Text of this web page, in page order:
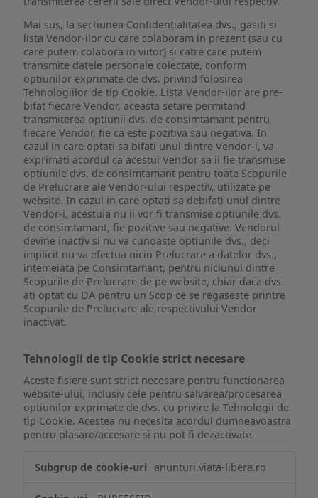
Mai sus, la sectiunea Confidențialitatea dvs., gasiti si
lista Vendor-ilor cu care colaboram in prezent (sau cu
care putem colabora in viitor) si catre care putem
transmite datele personale colectate, conform
optiunilor exprimate de dvs. privind folosirea
Tehnologiilor de tip Cookie. Lista Vendor-ilor are pre-
bifat fiecare Vendor, aceasta setare permitand
transmiterea optiunii dvs. de consimtamant pentru
fiecare Vendor, fie ca este pozitiva sau negativa. In
cazul in care optati sa bifati unul dintre Vendor-i, va
exprimati acordul ca acestui Vendor sa ii fie transmise
optiunile dvs. de consimtamant pentru toate Scopurile
de Prelucrare ale Vendor-ului respectiv, utilizate pe
website. In cazul in care optati sa debifati unul dintre
Vendor-i, acestuia nu ii vor fi transmise optiunile dvs.
de consimtamant, fie pozitive sau negative. Vendorul
devine inactiv si nu va cunoaste optiunile dvs., deci
implicit nu va efectua nicio Prelucrare a datelor dvs.,
intemeiata pe Consimtamant, pentru niciunul dintre
Scopurile de Prelucrare de pe website, chiar daca dvs.
ati optat cu DA pentru un Scop ce se regaseste printre
Scopurile de Prelucrare ale respectivului Vendor
inactivat.
Tehnologii de tip Cookie strict necesare
Aceste fisiere sunt strict necesare pentru functionarea
website-ului, inclusiv cele pentru salvarea/procesarea
optiunilor exprimate de dvs. cu privire la Tehnologii de
tip Cookie. Acestea nu necesita acordul dumneavoastra
pentru plasare/accesare si nu pot fi dezactivate.
de
anunturi.viata-libera.ro